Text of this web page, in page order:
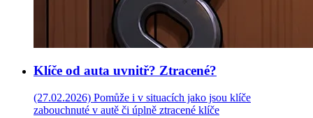
Klíče od auta uvnitř? Ztracené?
(27.02.2026) Pomůže i v situacích jako jsou klíče
zabouchnuté v autě či úplně ztracené klíče